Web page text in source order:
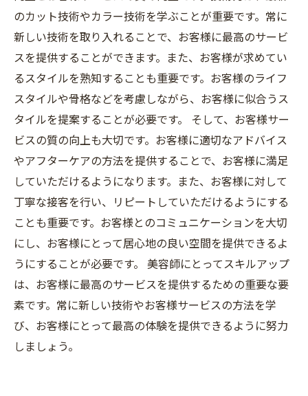
のカット技術やカラー技術を学ぶことが重要です。常に
新しい技術を取り入れることで、お客様に最高のサービ
スを提供することができます。また、お客様が求めてい
るスタイルを熟知することも重要です。お客様のライフ
スタイルや骨格などを考慮しながら、お客様に似合うス
タイルを提案することが必要です。 そして、お客様サー
ビスの質の向上も大切です。お客様に適切なアドバイス
やアフターケアの方法を提供することで、お客様に満足
していただけるようになります。また、お客様に対して
丁寧な接客を行い、リピートしていただけるようにする
ことも重要です。お客様とのコミュニケーションを大切
にし、お客様にとって居心地の良い空間を提供できるよ
うにすることが必要です。 美容師にとってスキルアップ
は、お客様に最高のサービスを提供するための重要な要
素です。常に新しい技術やお客様サービスの方法を学
び、お客様にとって最高の体験を提供できるように努力
しましょう。